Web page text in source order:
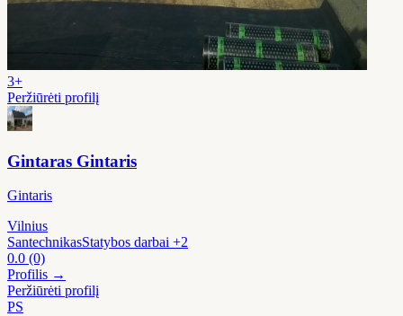
3+
Peržiūrėti profilį
Gintaras Gintaris
Gintaris
Vilnius
SantechnikasStatybos darbai +2
0.0 (0)
Profilis →
Peržiūrėti profilį
PS